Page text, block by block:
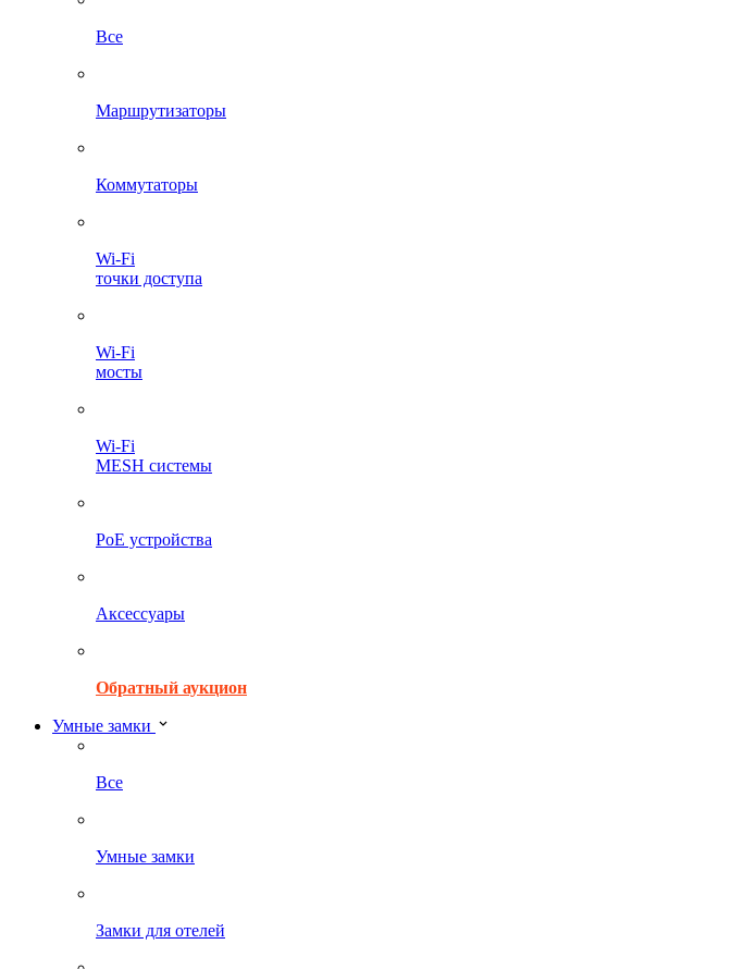
Все
Маршрутизаторы
Коммутаторы
Wi-Fi
точки доступа
Wi-Fi
мосты
Wi-Fi
MESH системы
PoE устройства
Аксессуары
Обратный аукцион
Умные замки
Все
Умные замки
Замки для отелей